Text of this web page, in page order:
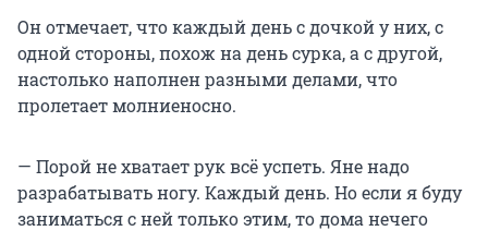
Он отмечает, что каждый день с дочкой у них, с
одной стороны, похож на день сурка, а с другой,
настолько наполнен разными делами, что
пролетает молниеносно.
— Порой не хватает рук всё успеть. Яне надо
разрабатывать ногу. Каждый день. Но если я буду
заниматься с ней только этим, то дома нечего